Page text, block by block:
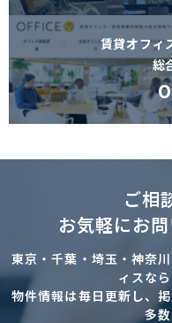
賃貸オフィ
総
ご相
お気軽にお
東京・千葉・埼玉・神奈
ィスな
物件情報は毎日更新し、
多